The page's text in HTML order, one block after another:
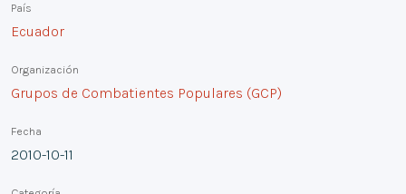
País
Ecuador
Organización
Grupos de Combatientes Populares (GCP)
Fecha
2010-10-11